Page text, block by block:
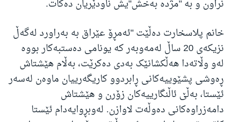
نراون و بە "مژدە بەخش"یش ناودێریان دەکات.
خانم پلاسخارت دەڵێت "ئەمڕۆ عێراق بە بەراورد لەگەڵ
نزیکەی 20 ساڵ لەمەوبەر کە یونامی دەستبەکار بووە
لەو وڵاتەدا هەڵکشانێک بەدی دەکرێت، بەڵام هێشتاش
ڕەوشی پشێوییەکانی ڕابردوو کاریگەرییان ماوەن لەسەر
ئێستا، بەڵێ ئاڵنگارییەکان زۆرن و هێشتاش
دامەزراوەکانی دەوڵەت لاوازن. لەوبڕوایەدام ئێستا